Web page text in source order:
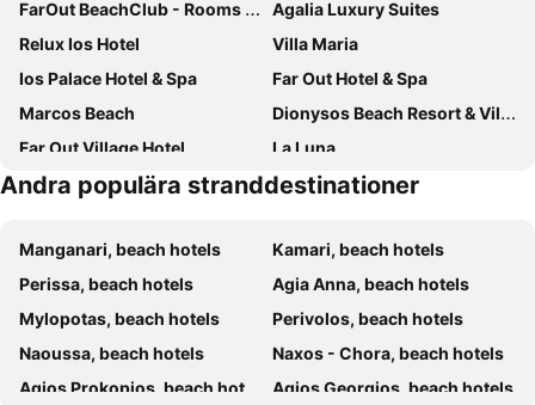
FarOut BeachClub - Rooms & Camping
Agalia Luxury Suites
Relux Ios Hotel
Villa Maria
Ios Palace Hotel & Spa
Far Out Hotel & Spa
Marcos Beach
Dionysos Beach Resort & Villas
Far Out Village Hotel
La Luna
Mare Monte
Holidays In Ios
Aegeon Hotel
Acteon Hotel
Ios Grand Pool Suites
Psili Ammos
Porto Sikinos Hotel
Princess Sissy
Eden Ios Rooms
Dimitris Rooms
Ios Plage
Blue Horizon Ios
Andra populära stranddestinationer
Manganari, beach hotels
Kamari, beach hotels
Perissa, beach hotels
Agia Anna, beach hotels
Mylopotas, beach hotels
Perivolos, beach hotels
Naoussa, beach hotels
Naxos - Chora, beach hotels
Agios Prokopios, beach hotels
Agios Georgios, beach hotels